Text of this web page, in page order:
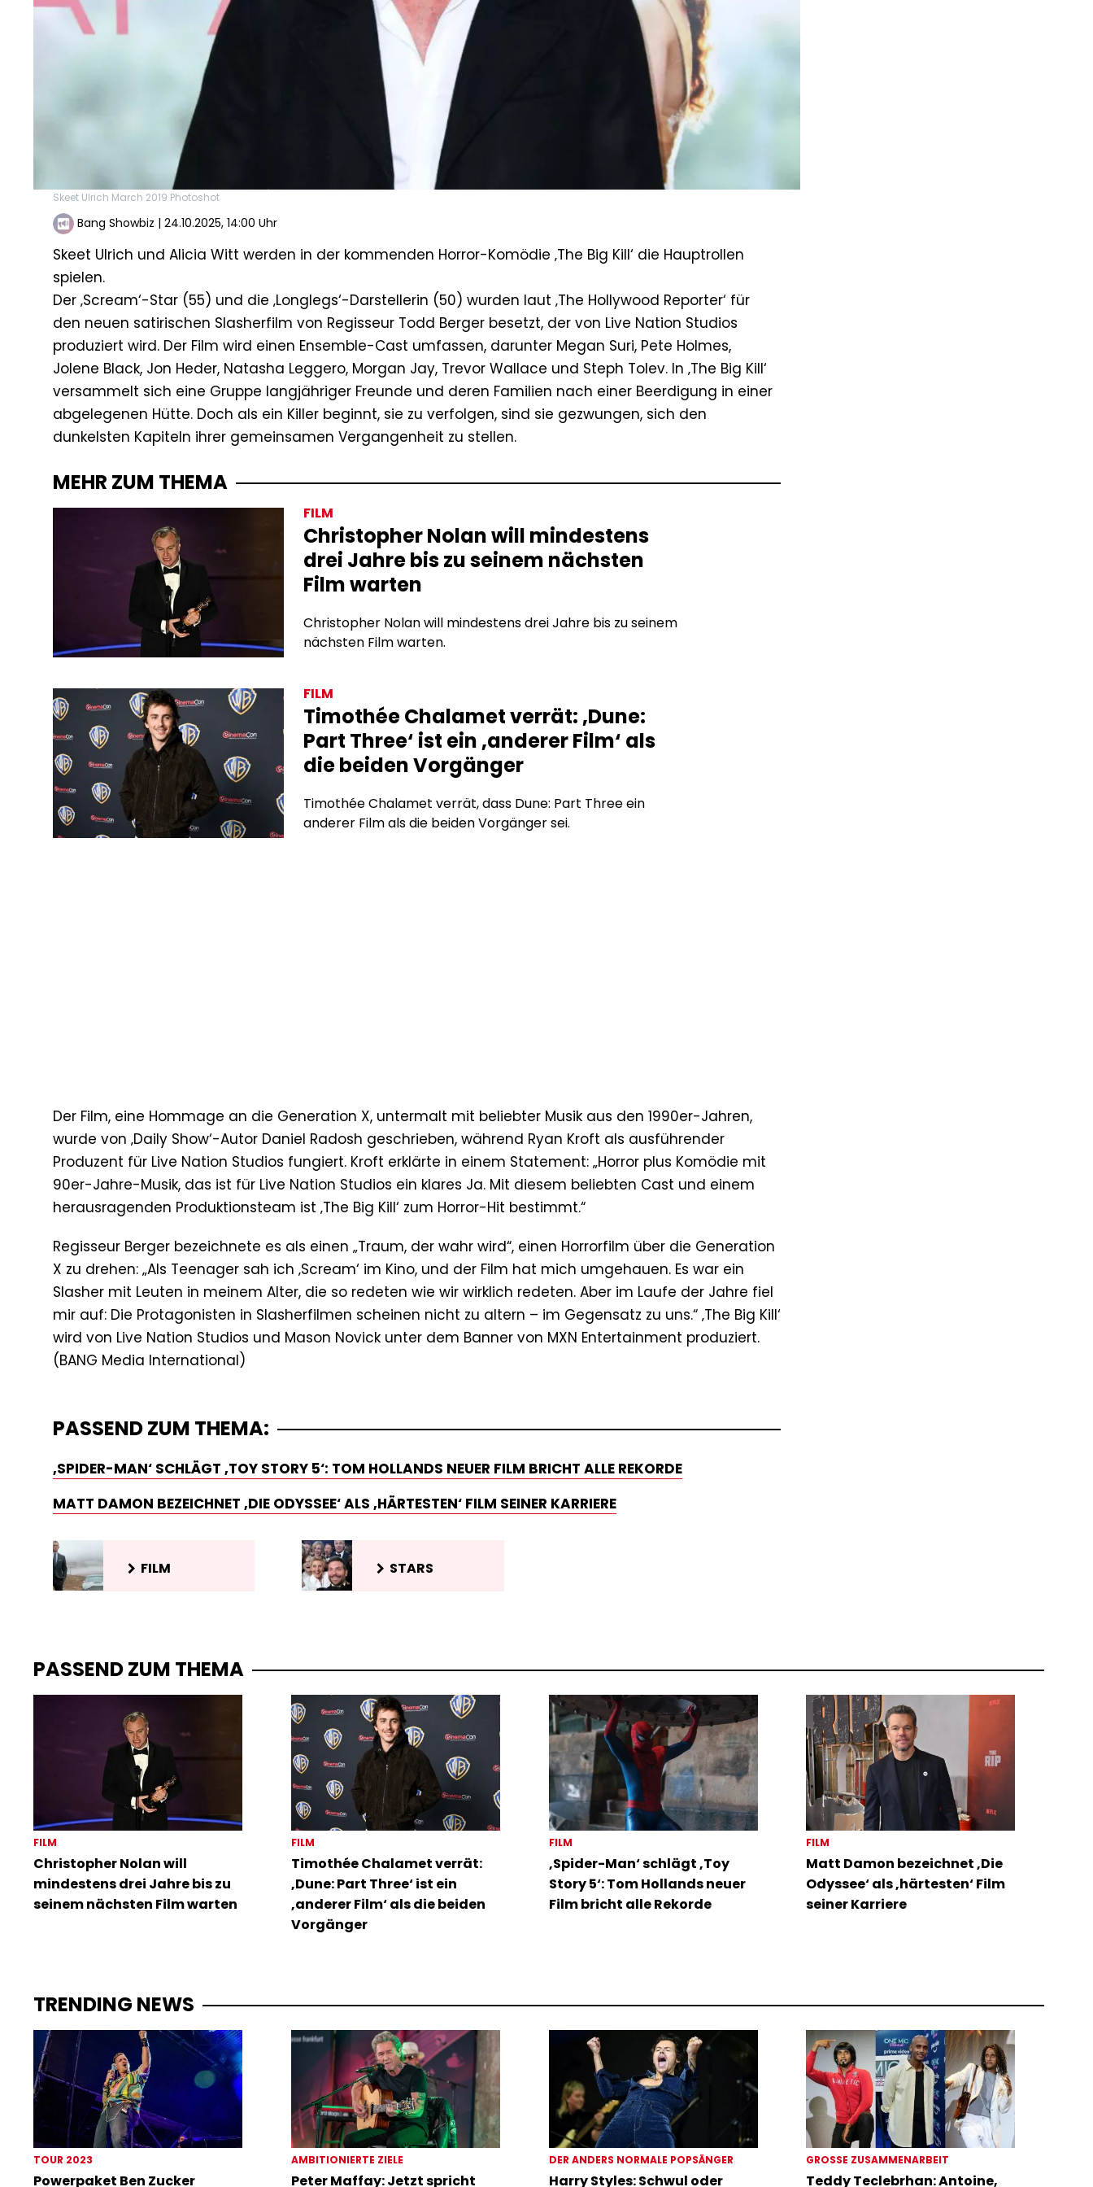
Skeet Ulrich March 2019 Photoshot
Bang Showbiz | 24.10.2025, 14:00 Uhr
Skeet Ulrich und Alicia Witt werden in der kommenden Horror-Komödie ‚The Big Kill‘ die Hauptrollen
spielen.
Der ‚Scream‘-Star (55) und die ‚Longlegs‘-Darstellerin (50) wurden laut ‚The Hollywood Reporter‘ für
den neuen satirischen Slasherfilm von Regisseur Todd Berger besetzt, der von Live Nation Studios
produziert wird. Der Film wird einen Ensemble-Cast umfassen, darunter Megan Suri, Pete Holmes,
Jolene Black, Jon Heder, Natasha Leggero, Morgan Jay, Trevor Wallace und Steph Tolev. In ‚The Big Kill‘
versammelt sich eine Gruppe langjähriger Freunde und deren Familien nach einer Beerdigung in einer
abgelegenen Hütte. Doch als ein Killer beginnt, sie zu verfolgen, sind sie gezwungen, sich den
dunkelsten Kapiteln ihrer gemeinsamen Vergangenheit zu stellen.
MEHR ZUM THEMA
FILM
Christopher Nolan will mindestens
drei Jahre bis zu seinem nächsten
Film warten
Christopher Nolan will mindestens drei Jahre bis zu seinem
nächsten Film warten.
FILM
Timothée Chalamet verrät: ‚Dune:
Part Three‘ ist ein ‚anderer Film‘ als
die beiden Vorgänger
Timothée Chalamet verrät, dass Dune: Part Three ein
anderer Film als die beiden Vorgänger sei.
Der Film, eine Hommage an die Generation X, untermalt mit beliebter Musik aus den 1990er-Jahren,
wurde von ‚Daily Show‘-Autor Daniel Radosh geschrieben, während Ryan Kroft als ausführender
Produzent für Live Nation Studios fungiert. Kroft erklärte in einem Statement: „Horror plus Komödie mit
90er-Jahre-Musik, das ist für Live Nation Studios ein klares Ja. Mit diesem beliebten Cast und einem
herausragenden Produktionsteam ist ‚The Big Kill‘ zum Horror-Hit bestimmt.“
Regisseur Berger bezeichnete es als einen „Traum, der wahr wird“, einen Horrorfilm über die Generation
X zu drehen: „Als Teenager sah ich ‚Scream‘ im Kino, und der Film hat mich umgehauen. Es war ein
Slasher mit Leuten in meinem Alter, die so redeten wie wir wirklich redeten. Aber im Laufe der Jahre fiel
mir auf: Die Protagonisten in Slasherfilmen scheinen nicht zu altern – im Gegensatz zu uns.“ ‚The Big Kill‘
wird von Live Nation Studios und Mason Novick unter dem Banner von MXN Entertainment produziert.
PASSEND ZUM THEMA:
‚SPIDER-MAN‘ SCHLÄGT ‚TOY STORY 5‘: TOM HOLLANDS NEUER FILM BRICHT ALLE REKORDE
MATT DAMON BEZEICHNET ‚DIE ODYSSEE‘ ALS ‚HÄRTESTEN‘ FILM SEINER KARRIERE
FILM STARS
PASSEND ZUM THEMA
FILM
Christopher Nolan will
mindestens drei Jahre bis zu
seinem nächsten Film warten
FILM
Timothée Chalamet verrät:
‚Dune: Part Three‘ ist ein
‚anderer Film‘ als die beiden
Vorgänger
FILM
‚Spider-Man‘ schlägt ‚Toy
Story 5‘: Tom Hollands neuer
Film bricht alle Rekorde
FILM
Matt Damon bezeichnet ‚Die
Odyssee‘ als ‚härtesten‘ Film
seiner Karriere
TRENDING NEWS
TOUR 2023
Powerpaket Ben Zucker
AMBITIONIERTE ZIELE
Peter Maffay: Jetzt spricht
DER ANDERS NORMALE POPSÄNGER
Harry Styles: Schwul oder
GROSSE ZUSAMMENARBEIT
Teddy Teclebrhan: Antoine,